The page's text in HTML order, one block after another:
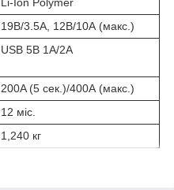
Li-Ion Polymer
19В/3.5А, 12В/10А (макс.)
USB 5В 1А/2А
200A (5 сек.)/400А (макс.)
12 міс.
1,240 кг